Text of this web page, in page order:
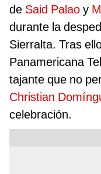
de Said Palao y
durante la
Sierralta. Tras
Panamericana
tajante que no
Christian
celebración.